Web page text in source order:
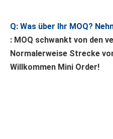
Q: Was über Ihr MOQ?
: MOQ schwankt von den
Normalerweise Strecke
Willkommen Mini Order!